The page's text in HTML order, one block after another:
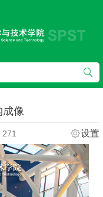
成像
271 设置